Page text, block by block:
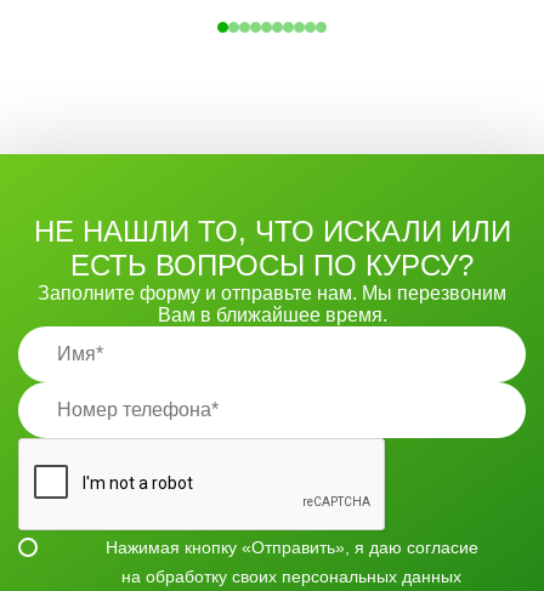
НЕ НАШЛИ ТО, ЧТО ИСКАЛИ ИЛИ
ЕСТЬ ВОПРОСЫ ПО КУРСУ?
Заполните форму и отправьте нам. Мы перезвоним
Вам в ближайшее время.
Нажимая кнопку «Отправить», я даю согласие
на обработку своих персональных данных